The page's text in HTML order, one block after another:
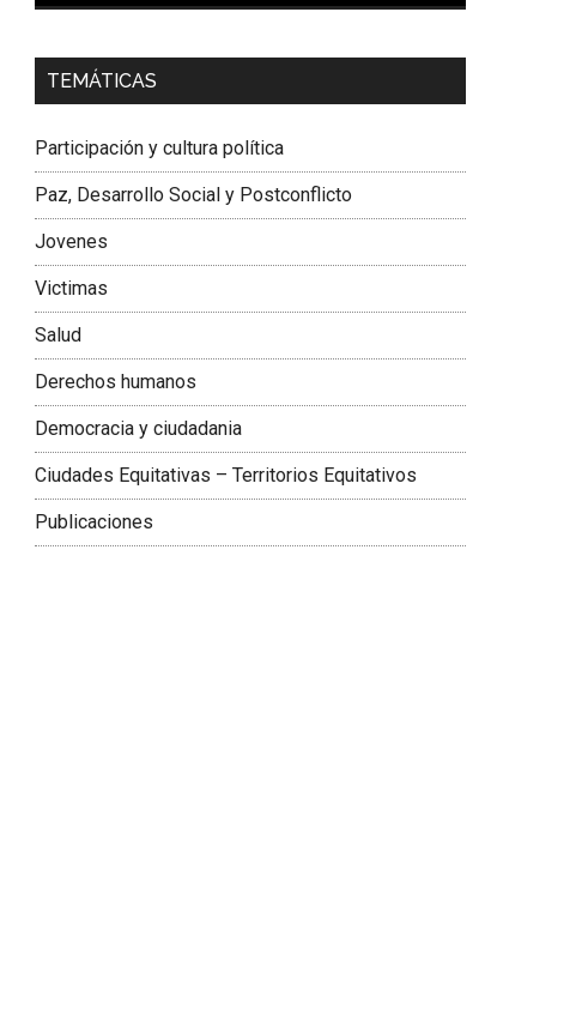
Dra. Carolina Corcho Mejía,
Latinoamericana Sur, Vicepresidenta Federación
TEMÁTICAS
Participación y cultura política
Paz, Desarrollo Social y Postconflicto
Jovenes
Victimas
Salud
Derechos humanos
Democracia y ciudadania
Ciudades Equitativas – Territorios Equitativos
Publicaciones